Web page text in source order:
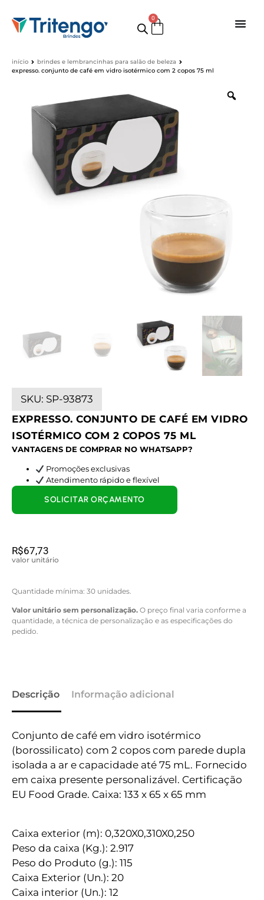
0
início
brindes e lembrancinhas para salão de beleza
expresso. conjunto de café em vidro isotérmico com 2 copos 75 ml
SKU: SP-93873
EXPRESSO. CONJUNTO DE CAFÉ EM VIDRO
ISOTÉRMICO COM 2 COPOS 75 ML
VANTAGENS DE COMPRAR NO WHATSAPP?
Promoções exclusivas
Atendimento rápido e flexível
R$67,73
valor unitário
Quantidade mínima: 30 unidades.
Valor unitário sem personalização. O preço final varia conforme a
quantidade, a técnica de personalização e as especificações do
pedido.
SOLICITAR ORÇAMENTO
Descrição Informação adicional
Conjunto de café em vidro isotérmico
(borossilicato) com 2 copos com parede dupla
isolada a ar e capacidade até 75 mL. Fornecido
em caixa presente personalizável. Certificação
EU Food Grade. Caixa: 133 x 65 x 65 mm
Caixa exterior (m): 0,320X0,310X0,250
Peso da caixa (Kg.): 2.917
Peso do Produto (g.): 115
Caixa Exterior (Un.): 20
Caixa interior (Un.): 12